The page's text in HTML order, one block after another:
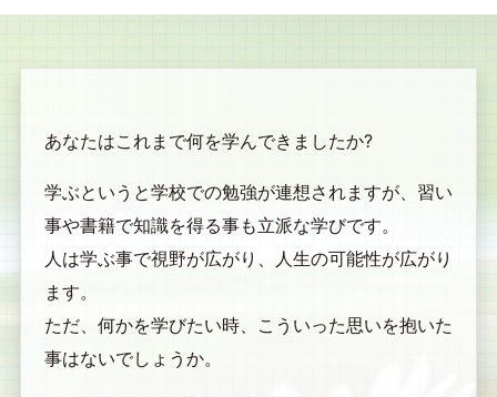
あなたはこれまで何を学んできましたか?
学ぶというと学校での勉強が連想されますが、習い
事や書籍で知識を得る事も立派な学びです。
人は学ぶ事で視野が広がり、人生の可能性が広がり
ます。
ただ、何かを学びたい時、こういった思いを抱いた
事はないでしょうか。